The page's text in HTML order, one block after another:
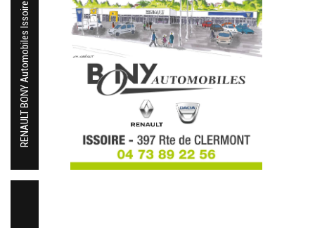
RENAULT BONY Automobiles Issoire